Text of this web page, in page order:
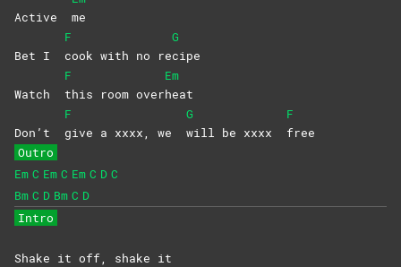
Active me
Bet I
F
cook with no re
G
cipe
Watch
F
this room over
Em
heat
Don’t
F
give a xxxx, we
G
will be xxxx
F
free
Outro
Em C Em C Em C D C
Bm C D Bm C D
Intro
Shake it off, shake it